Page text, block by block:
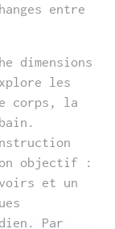
entre
dimensions
les
corps, la
objectif :
et un
Par